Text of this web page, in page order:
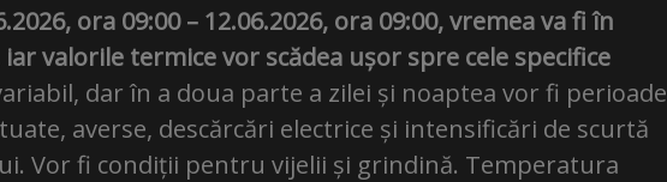
ora 09:00 – 12.06.2026, ora 09:00, vremea va fi în
valorile termice vor scădea ușor spre cele specifice
dar în a doua parte a zilei și noaptea vor fi perioade
averse, descărcări electrice și intensificări de scurtă
Vor fi condiții pentru vijelii și grindină. Temperatura